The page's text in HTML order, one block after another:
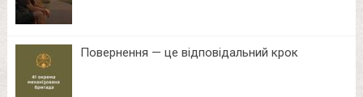
Повернення — це відповідальний крок